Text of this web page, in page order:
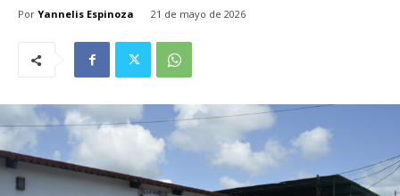
Por Yannelis Espinoza 21 de mayo de 2026